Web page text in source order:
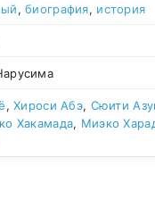
,биография, история
,Хироси Абэ, Сюити
Хакамада, Миэко